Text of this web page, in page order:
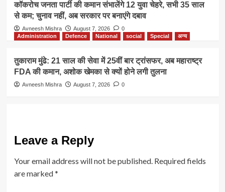
कॉकरोच जनता पार्टी की कमान संभालेंगे 12 युवा चेहरे, सभी 35 साल
से कम; चुनाव नहीं, अब सरकार पर बनाएंगे दबाव
Avneesh Mishra August 7, 2026
0
Administration
Defence National social Special अन्य
तुकाराम मुंढे: 21 साल की सेवा में 25वीं बार ट्रांसफर, अब महाराष्ट्र
FDA की कमान, अशोक खेमका से क्यों होने लगी तुलना
Avneesh Mishra August 7, 2026 0
Leave a Reply
Your email address will not be published. Required fields
are marked*